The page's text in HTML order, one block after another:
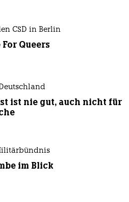
CSD in Berlin
Queers
ist nie gut, auch nicht für
im Blick